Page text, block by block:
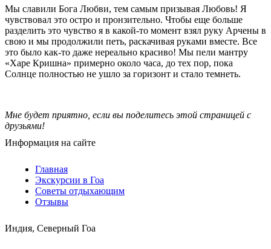
Мы славили Бога Любви, тем самым призывая Любовь! Я
чувствовал это остро и пронзительно. Чтобы еще больше
разделить это чувство я в какой-то момент взял руку Арчены в
свою и мы продолжили петь, раскачивая руками вместе. Все
это было как-то даже нереально красиво! Мы пели мантру
«Харе Кришна» примерно около часа, до тех пор, пока
Солнце полностью не ушло за горизонт и стало темнеть.
Мне будет приятно, если вы поделитесь этой страницей с
друзьями!
Информация на сайте
Главная
Экскурсии в Гоа
Советы отдыхающим
Отзывы
Индия, Северный Гоа